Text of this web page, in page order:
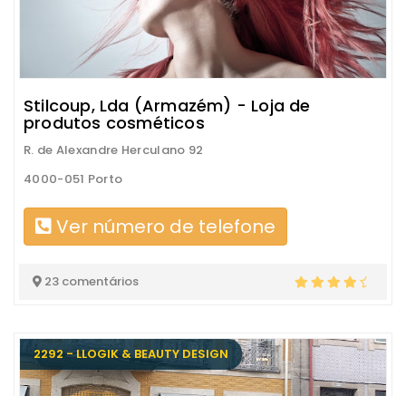
Stilcoup, Lda (Armazém) - Loja de
produtos cosméticos
R. de Alexandre Herculano 92
4000-051 Porto
Ver número de telefone
23 comentários
2292 - LLOGIK & BEAUTY DESIGN